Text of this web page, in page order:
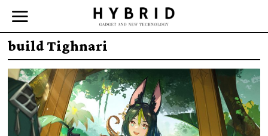
build Tighnari